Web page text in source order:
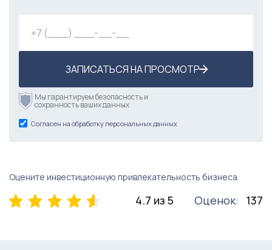
ЗАПИСАТЬСЯ НА ПРОСМОТР
Мы гарантируем безопасность и
сохранность ваших данных
Согласен на обработку персональных данных
Оцените инвестиционную привлекательность бизнеса
4.7 из 5 Оценок: 137